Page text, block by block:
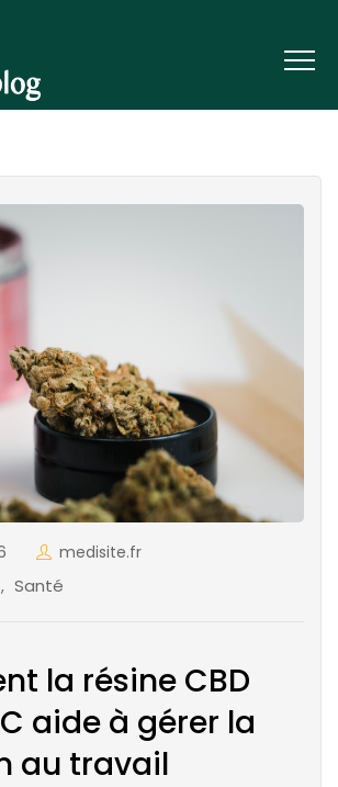
medisite.fr
, Santé
la résine CBD
aide à gérer la
au travail